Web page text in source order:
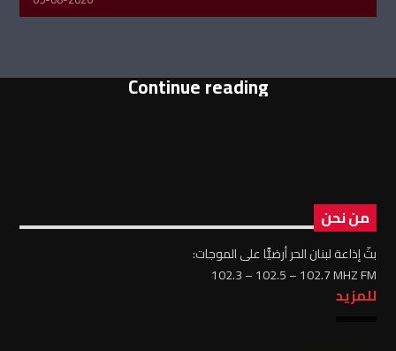
Continue reading
من نحن
بثّ إذاعة لبنان الحر أرضيًّا على الموجات:
102.3 – 102.5 – 102.7 MHZ FM
للمزيد